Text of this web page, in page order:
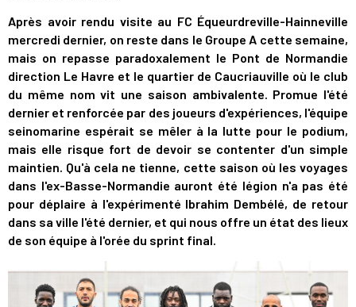
Après avoir rendu visite au FC Équeurdreville-Hainneville
mercredi dernier, on reste dans le Groupe A cette semaine,
mais on repasse paradoxalement le Pont de Normandie
direction Le Havre et le quartier de Caucriauville où le club
du même nom vit une saison ambivalente. Promue l'été
dernier et renforcée par des joueurs d'expériences, l'équipe
seinomarine espérait se mêler à la lutte pour le podium,
mais elle risque fort de devoir se contenter d'un simple
maintien. Qu'à cela ne tienne, cette saison où les voyages
dans l'ex-Basse-Normandie auront été légion n'a pas été
pour déplaire à l'expérimenté Ibrahim Dembélé, de retour
dans sa ville l'été dernier, et qui nous offre un état des lieux
de son équipe à l'orée du sprint final.